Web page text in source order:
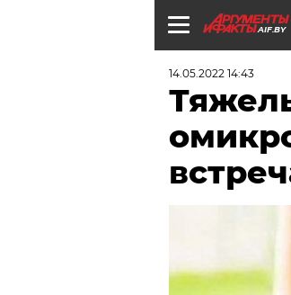
AIF.BY
14.05.2022 14:43